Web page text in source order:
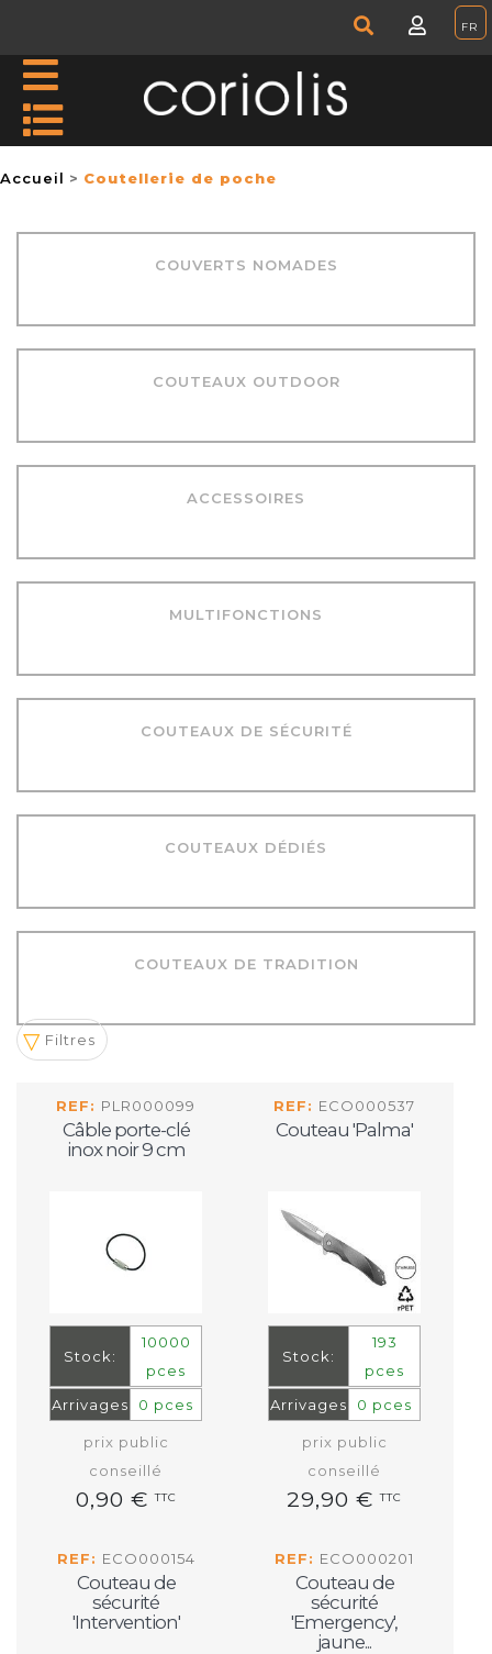
Accueil Coutellerie de poche
COUVERTS NOMADES
COUTEAUX OUTDOOR
ACCESSOIRES
MULTIFONCTIONS
COUTEAUX DE SÉCURITÉ
COUTEAUX DÉDIÉS
COUTEAUX DE TRADITION
Filtres
REF: PLR000099
Câble porte-clé
inox noir 9 cm
Stock:
10000
pces
Arrivages
0 pces
prix public
conseillé
0,90 €TTC
REF: ECO000537
Couteau 'Palma'
Stock:
193
pces
Arrivages
0 pces
prix public
conseillé
29,90 €TTC
REF: ECO000154
Couteau de
sécurité
'Intervention'
REF: ECO000201
Couteau de
sécurité
'Emergency',
jaune...